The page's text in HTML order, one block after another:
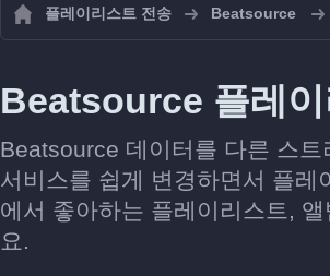
플레이리스트 전송 Beatsource
Beatsource 플레이
Beatsource 데이터를 다른 스
서비스를 쉽게 변경하면서 플
에서 좋아하는 플레이리스트,
요.